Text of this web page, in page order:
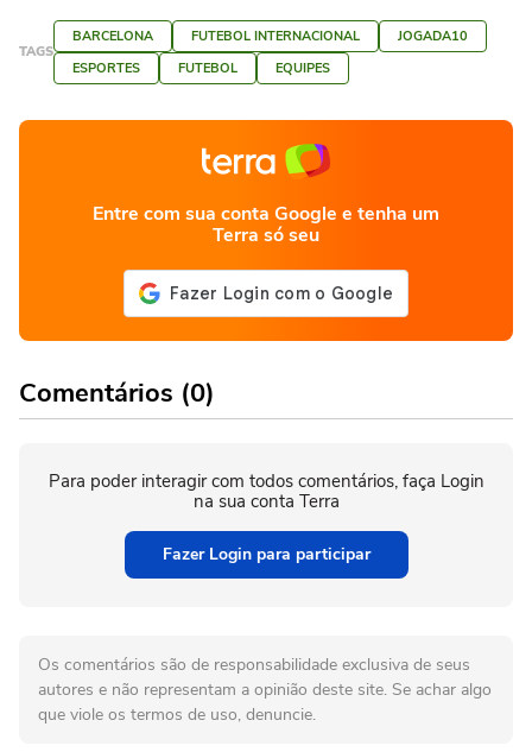
TAGS
BARCELONA FUTEBOL INTERNACIONAL
JOGADA10
ESPORTES
FUTEBOL EQUIPES
Entre com sua conta Google e tenha um
Terra só seu
Comentários (0)
Para poder interagir com todos comentários, faça Login
na sua conta Terra
Fazer Login para participar
Os comentários são de responsabilidade exclusiva de seus
autores e não representam a opinião deste site. Se achar algo
que viole os termos de uso, denuncie.